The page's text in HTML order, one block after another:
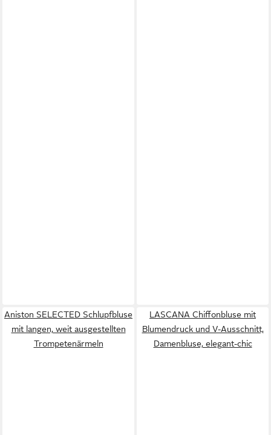
Aniston SELECTED Schlupfbluse
mit langen, weit ausgestellten
Trompetenärmeln
LASCANA Chiffonbluse mit
Blumendruck und V-Ausschnitt,
Damenbluse, elegant-chic